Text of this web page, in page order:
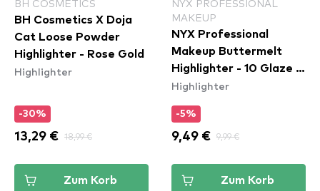
BH COSMETICS
BH Cosmetics X Doja
Cat Loose Powder
Highlighter - Rose Gold
Highlighter
-30%
13,29 € 18,99 €
Zum Korb
NYX PROFESSIONAL
MAKEUP
NYX Professional
Makeup Buttermelt
Highlighter - 10 Glaze It
Butta
Highlighter
-5%
9,49 € 9,99 €
Zum Korb